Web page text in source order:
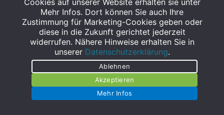
WEITERE STANDORTE
Cookies auf unserer Website erhalten sie unter
Mehr Infos. Dort können Sie auch Ihre
Zustimmung für Marketing-Cookies geben oder
diese in die Zukunft gerichtet jederzeit
widerrufen. Nähere Hinweise erhalten Sie in
unserer Datenschutzerklärung.
Ablehnen
Akzeptieren
Mehr Infos